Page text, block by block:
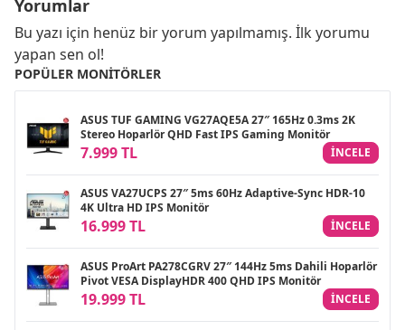
Yorumlar
Bu yazı için henüz bir yorum yapılmamış. İlk yorumu
yapan sen ol!
POPÜLER MONITÖRLER
ASUS TUF GAMING VG27AQE5A 27″ 165Hz 0.3ms 2K
Stereo Hoparlör QHD Fast IPS Gaming Monitör
7.999 TL INCELE
ASUS VA27UCPS 27″ 5ms 60Hz Adaptive-Sync HDR-10
4K Ultra HD IPS Monitör
16.999 TL INCELE
ASUS ProArt PA278CGRV 27″ 144Hz 5ms Dahili Hoparlör
Pivot VESA DisplayHDR 400 QHD IPS Monitör
19.999 TL INCELE